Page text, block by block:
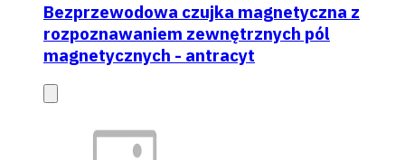
Bezprzewodowa czujka magnetyczna z
rozpoznawaniem zewnętrznych pól
magnetycznych - antracyt